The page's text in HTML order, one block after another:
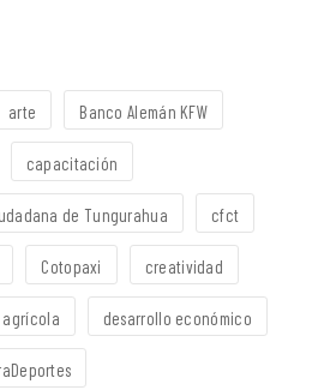
arte Banco Alemán KFW
capacitación
de Tungurahua cfct
Cotopaxi creatividad
desarrollo económico